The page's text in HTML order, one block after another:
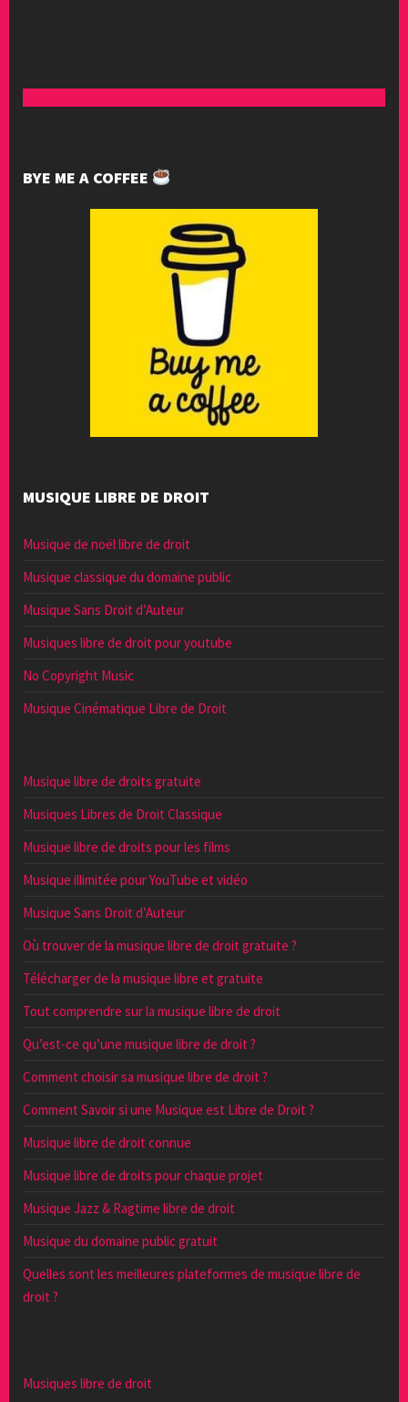
BYE ME A COFFEE
MUSIQUE LIBRE DE DROIT
Musique de noël libre de droit
Musique classique du domaine public
Musique Sans Droit d’Auteur
Musiques libre de droit pour youtube
No Copyright Music
Musique Cinématique Libre de Droit
Musique libre de droits gratuite
Musiques Libres de Droit Classique
Musique libre de droits pour les films
Musique illimitée pour YouTube et vidéo
Musique Sans Droit d’Auteur
Où trouver de la musique libre de droit gratuite ?
Télécharger de la musique libre et gratuite
Tout comprendre sur la musique libre de droit
Qu’est-ce qu’une musique libre de droit ?
Comment choisir sa musique libre de droit ?
Comment Savoir si une Musique est Libre de Droit ?
Musique libre de droit connue
Musique libre de droits pour chaque projet
Musique Jazz & Ragtime libre de droit
Musique du domaine public gratuit
Quelles sont les meilleures plateformes de musique libre de
droit ?
Musiques libre de droit